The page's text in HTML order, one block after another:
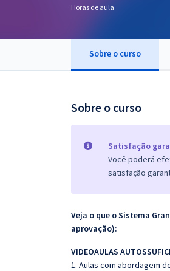
OAB
Questões grátis
Conteúdo gratuito
Horas de aula
Sobre o curso
Sobre o curso
Satisfação
Você poderá
satisfação
Veja o que o Sistema
aprovação):
VIDEOAULAS
1. Aulas com abordagem